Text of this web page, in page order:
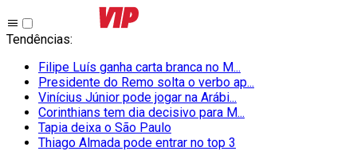
Tendências:
Filipe Luís ganha carta branca no M...
Presidente do Remo solta o verbo ap...
Vinícius Júnior pode jogar na Arábi...
Corinthians tem dia decisivo para M...
Tapia deixa o São Paulo
Thiago Almada pode entrar no top 3